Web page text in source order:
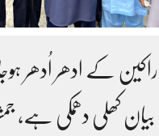
کے ادھر اُدھر
بیان کھلی دھمکی ہے،